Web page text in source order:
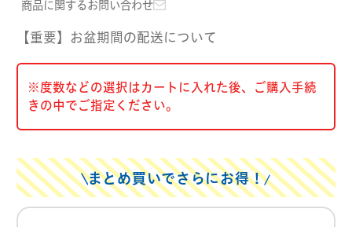
商品に関するお問い合わせ
【重要】お盆期間の配送について
※度数などの選択はカートに入れた後、ご購入手続
きの中でご指定ください。
まとめ買いでさらにお得！